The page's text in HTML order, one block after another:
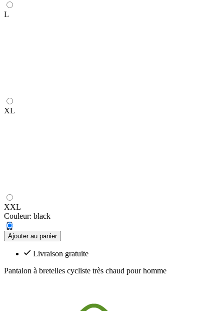
L
XL
XXL
Couleur: black
Ajouter au panier
Livraison gratuite
Pantalon à bretelles cycliste très chaud pour homme